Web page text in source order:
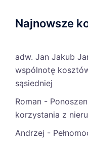
Najnowsze
adw. Jan Jakub
wspólnotę
sąsiedniej
Roman -
korzystania z
Andrzej -